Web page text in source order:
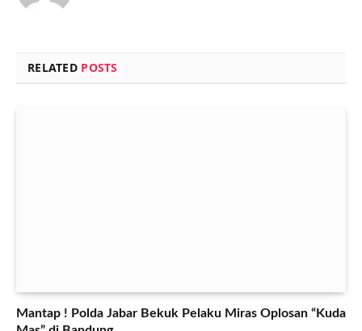
RELATED POSTS
Mantap ! Polda Jabar Bekuk Pelaku Miras Oplosan “Kuda